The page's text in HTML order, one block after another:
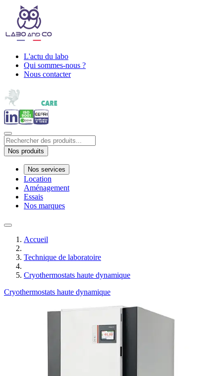
L'actu du labo
Qui sommes-nous ?
Nous contacter
Nos produits
Nos services
Location
Aménagement
Essais
Nos marques
Accueil
Technique de laboratoire
Cryothermostats haute dynamique
Cryothermostats haute dynamique